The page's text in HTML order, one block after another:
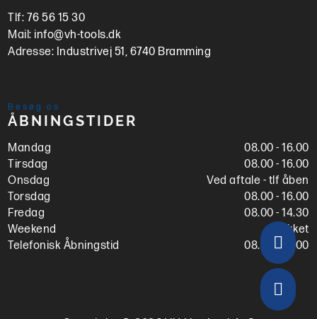
Tlf: 76 56 15 30
Mail: info@vh-tools.dk
Adresse: Industrivej 51, 6740 Bramming
Besøg os
ÅBNINGSTIDER
Mandag
08.00 - 16.00
Tirsdag
08.00 - 16.00
Onsdag
Ved aftale - tlf åben
Torsdag
08.00 - 16.00
Fredag
08.00 - 14.30
Weekend
Lukket
Telefonisk Åbningstid
08.00 - 16.00

